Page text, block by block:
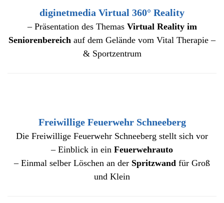
diginetmedia Virtual 360° Reality
– Präsentation des Themas Virtual Reality im
Seniorenbereich auf dem Gelände vom Vital Therapie –
& Sportzentrum
Freiwillige Feuerwehr Schneeberg
Die Freiwillige Feuerwehr Schneeberg stellt sich vor
– Einblick in ein Feuerwehrauto
– Einmal selber Löschen an der Spritzwand für Groß
und Klein